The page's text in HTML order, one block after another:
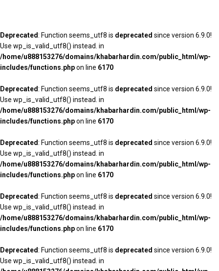
Deprecated: Function seems_utf8 is deprecated since version 6.9.0!
Use wp_is_valid_utf8() instead. in
/home/u888153276/domains/khabarhardin.com/public_html/wp-
includes/functions.phpon line 6170
Deprecated: Function seems_utf8 is deprecated since version 6.9.0!
Use wp_is_valid_utf8() instead. in
/home/u888153276/domains/khabarhardin.com/public_html/wp-
includes/functions.phpon line 6170
Deprecated: Function seems_utf8 is deprecated since version 6.9.0!
Use wp_is_valid_utf8() instead. in
/home/u888153276/domains/khabarhardin.com/public_html/wp-
includes/functions.phpon line 6170
Deprecated: Function seems_utf8 is deprecated since version 6.9.0!
Use wp_is_valid_utf8() instead. in
/home/u888153276/domains/khabarhardin.com/public_html/wp-
includes/functions.phpon line 6170
Deprecated: Function seems_utf8 is deprecated since version 6.9.0!
Use wp_is_valid_utf8() instead. in